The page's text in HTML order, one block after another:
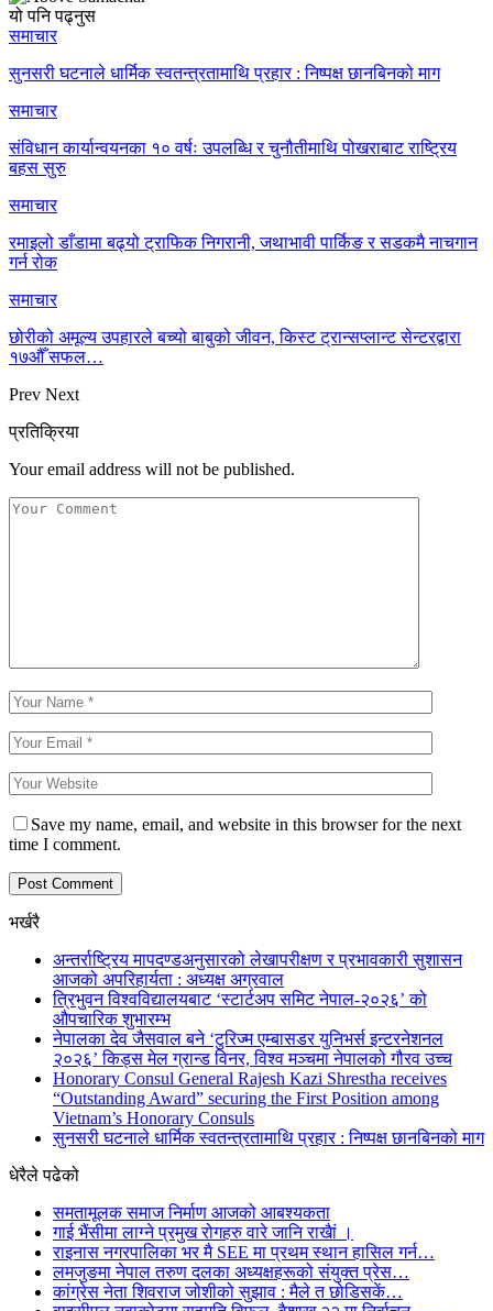
यो पनि पढ्नुस
समाचार
सुनसरी घटनाले धार्मिक स्वतन्त्रतामाथि प्रहार : निष्पक्ष छानबिनको माग
समाचार
संविधान कार्यान्वयनका १० वर्षः उपलब्धि र चुनौतीमाथि पोखराबाट राष्ट्रिय
बहस सुरु
समाचार
रमाइलो डाँडामा बढ्यो ट्राफिक निगरानी, जथाभावी पार्किङ र सडकमै नाचगान
गर्न रोक
समाचार
छोरीको अमूल्य उपहारले बच्यो बाबुको जीवन, किस्ट ट्रान्सप्लान्ट सेन्टरद्वारा
१७औँ सफल…
Prev Next
प्रतिक्रिया
Your email address will not be published.
Save my name, email, and website in this browser for the next
time I comment.
भर्खरै
अन्तर्राष्ट्रिय मापदण्डअनुसारको लेखापरीक्षण र प्रभावकारी सुशासन
आजको अपरिहार्यता : अध्यक्ष अग्रवाल
त्रिभुवन विश्वविद्यालयबाट ‘स्टार्टअप समिट नेपाल-२०२६’ को
औपचारिक शुभारम्भ
नेपालका देव जैसवाल बने ‘टुरिज्म एम्बासडर युनिभर्स इन्टरनेशनल
२०२६’ किड्स मेल ग्रान्ड विनर, विश्व मञ्चमा नेपालको गौरव उच्च
Honorary Consul General Rajesh Kazi Shrestha receives
“Outstanding Award” securing the First Position among
Vietnam’s Honorary Consuls
सुनसरी घटनाले धार्मिक स्वतन्त्रतामाथि प्रहार : निष्पक्ष छानबिनको माग
धेरैले पढेको
समतामूलक समाज निर्माण आजको आबश्यकता
गाई भैंसीमा लाग्ने प्रमुख रोगहरु वारे जानि राखैां ।
राइनास नगरपालिका भर मै SEE मा प्रथम स्थान हासिल गर्न…
लमजुङमा नेपाल तरुण दलका अध्यक्षहरूको संयुक्त प्रेस…
कांग्रेस नेता शिवराज जोशीको सुझाव : मैले त छोडिसकें…